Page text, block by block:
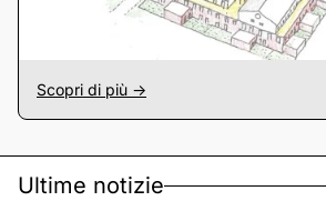
Scopri di più ->
Ultime notizie